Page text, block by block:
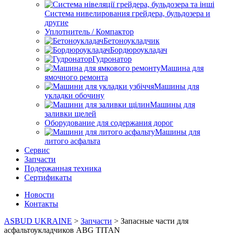
Система нивелирования грейдера, бульдозера и
другие
Уплотнитель / Компактор
Бетоноукладчик
Бордюроукладач
Гудронатор
Машина для
ямочного ремонта
Машины для
укладки обочину
Машины для
заливки щелей
Оборудование для содержания дорог
Машины для
литого асфальта
Сервис
Запчасти
Подержанная техника
Сертификаты
Новости
Контакты
ASBUD UKRAINE > Запчасти > Запасные части для
асфальтоукладчиков ABG TITAN